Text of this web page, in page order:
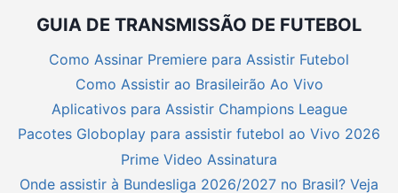
GUIA DE TRANSMISSÃO DE FUTEBOL
Como Assinar Premiere para Assistir Futebol
Como Assistir ao Brasileirão Ao Vivo
Aplicativos para Assistir Champions League
Pacotes Globoplay para assistir futebol ao Vivo 2026
Prime Video Assinatura
Onde assistir à Bundesliga 2026/2027 no Brasil? Veja